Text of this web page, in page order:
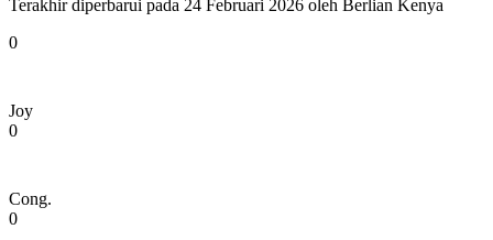
Terakhir diperbarui pada 24 Februari 2026 oleh Berlian Kenya
0
Joy
0
Cong.
0